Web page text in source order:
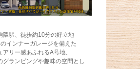
隈駅、徒歩約10分の好立地
インナーガレージを備えた
アリー感あふれるA号地、
グランピングや趣味の空間とし